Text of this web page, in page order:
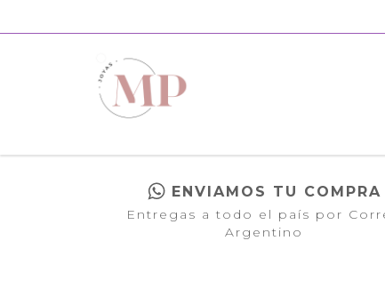
ENVIAMOS TU COMPRA
Entregas a todo el país por
Argentino